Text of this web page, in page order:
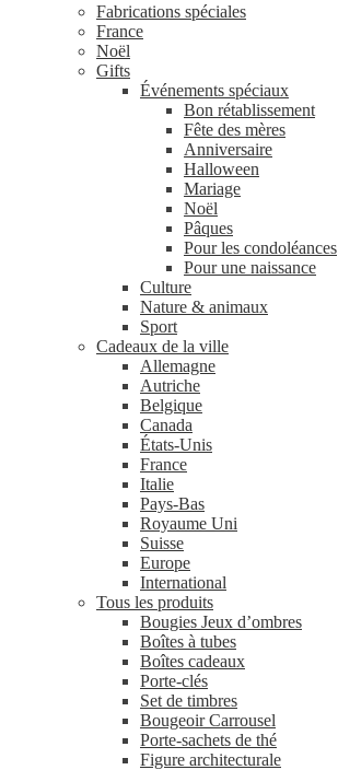
Fabrications spéciales
France
Noël
Gifts
Événements spéciaux
Bon rétablissement
Fête des mères
Anniversaire
Halloween
Mariage
Noël
Pâques
Pour les condoléances
Pour une naissance
Culture
Nature & animaux
Sport
Cadeaux de la ville
Allemagne
Autriche
Belgique
Canada
États-Unis
France
Italie
Pays-Bas
Royaume Uni
Suisse
Europe
International
Tous les produits
Bougies Jeux d’ombres
Boîtes à tubes
Boîtes cadeaux
Porte-clés
Set de timbres
Bougeoir Carrousel
Porte-sachets de thé
Figure architecturale